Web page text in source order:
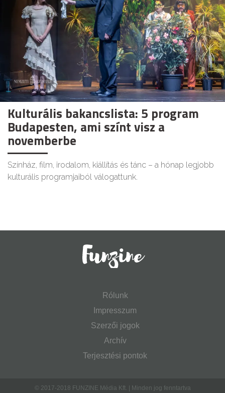
Kulturális bakancslista: 5 program
Budapesten, ami színt visz a
novemberbe
Színház, film, irodalom, kiállítás és tánc – a hónap legjobb
kulturális programjaiból válogattunk.
Rólunk
Impresszum
Szerzői jogok
Archív
Terjesztési pontok
© 2017-2018 FUNZINE Média Kft. | Minden jog fenntartva